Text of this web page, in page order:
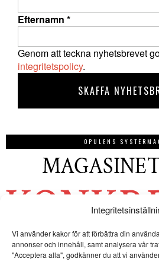
Vi använder kakor för att förbättra din
annonser och innehåll, samt analysera vår
"Acceptera alla", godkänner du att vi
Efternamn *
Genom att teckna nyhetsbrevet
integritetspolicy.
OPULENS